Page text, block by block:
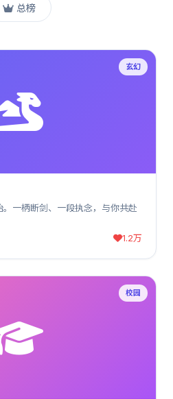
总榜
玄幻
一柄断剑、一段执念，与你共赴
1.2万
校园